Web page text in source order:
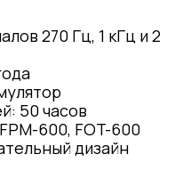
270 Гц, 1 кГц и 2
50 часов
600, FOT-600
дизайн